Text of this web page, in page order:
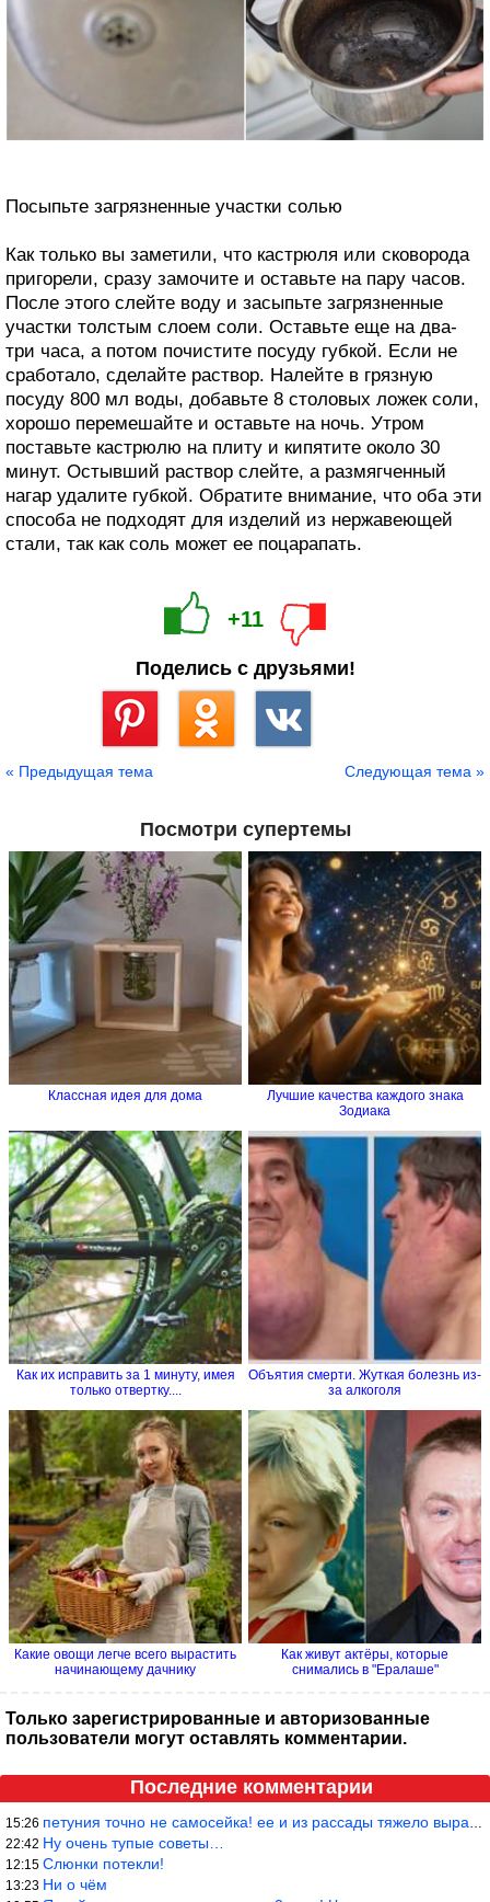
Посыпьте загрязненные участки солью
Как только вы заметили, что кастрюля или сковорода
пригорели, сразу замочите и оставьте на пару часов.
После этого слейте воду и засыпьте загрязненные
участки толстым слоем соли. Оставьте еще на два-
три часа, а потом почистите посуду губкой. Если не
сработало, сделайте раствор. Налейте в грязную
посуду 800 мл воды, добавьте 8 столовых ложек соли,
хорошо перемешайте и оставьте на ночь. Утром
поставьте кастрюлю на плиту и кипятите около 30
минут. Остывший раствор слейте, а размягченный
нагар удалите губкой. Обратите внимание, что оба эти
способа не подходят для изделий из нержавеющей
стали, так как соль может ее поцарапать.
+11
Поделись с друзьями!
« Предыдущая тема Следующая тема »
Посмотри супертемы
Классная идея для дома
Лучшие качества каждого знака
Зодиака
Как их исправить за 1 минуту, имея
только отвертку....
Объятия смерти. Жуткая болезнь из-
за алкоголя
Какие овощи легче всего вырастить
начинающему дачнику
Как живут актёры, которые
снимались в "Ералаше"
Только зарегистрированные и авторизованные
пользователи могут оставлять комментарии.
Последние комментарии
15:26 петуния точно не самосейка! ее и из рассады тяжело вырастить!
22:42 Ну очень тупые советы…
12:15 Слюнки потекли!
13:23 Ни о чём